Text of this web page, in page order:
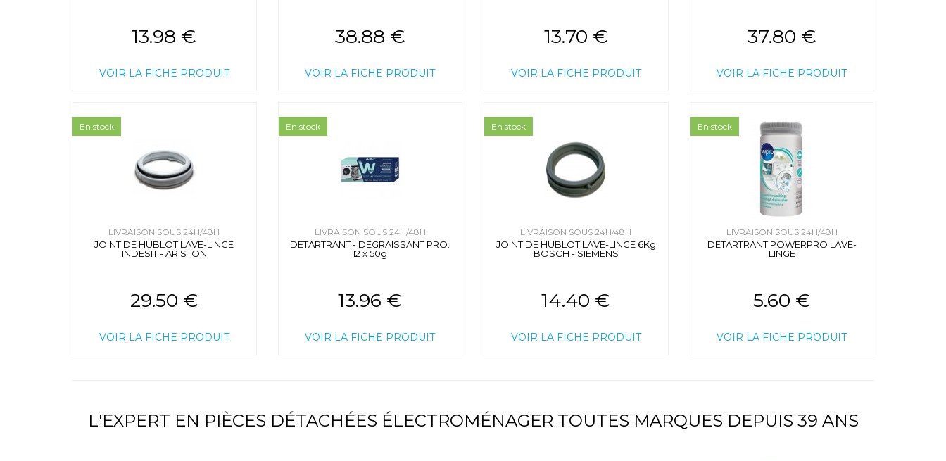
13.98 €
VOIR LA FICHE PRODUIT
38.88 €
VOIR LA FICHE PRODUIT
13.70 €
VOIR LA FICHE PRODUIT
37.80 €
VOIR LA FICHE PRODUIT
LIVRAISON SOUS 24H/48H
JOINT DE HUBLOT LAVE-LINGE
INDESIT - ARISTON
29.50 €
VOIR LA FICHE PRODUIT
En stock
LIVRAISON SOUS 24H/48H
DETARTRANT - DEGRAISSANT PRO.
12 x 50g
13.96 €
VOIR LA FICHE PRODUIT
En stock
LIVRAISON SOUS 24H/48H
JOINT DE HUBLOT LAVE-LINGE 6Kg
BOSCH - SIEMENS
14.40 €
VOIR LA FICHE PRODUIT
En stock
LIVRAISON SOUS 24H/48H
DETARTRANT POWERPRO LAVE-
LINGE
5.60 €
VOIR LA FICHE PRODUIT
En stock
L'EXPERT EN PIÈCES DÉTACHÉES ÉLECTROMÉNAGER TOUTES MARQUES DEPUIS 39 ANS